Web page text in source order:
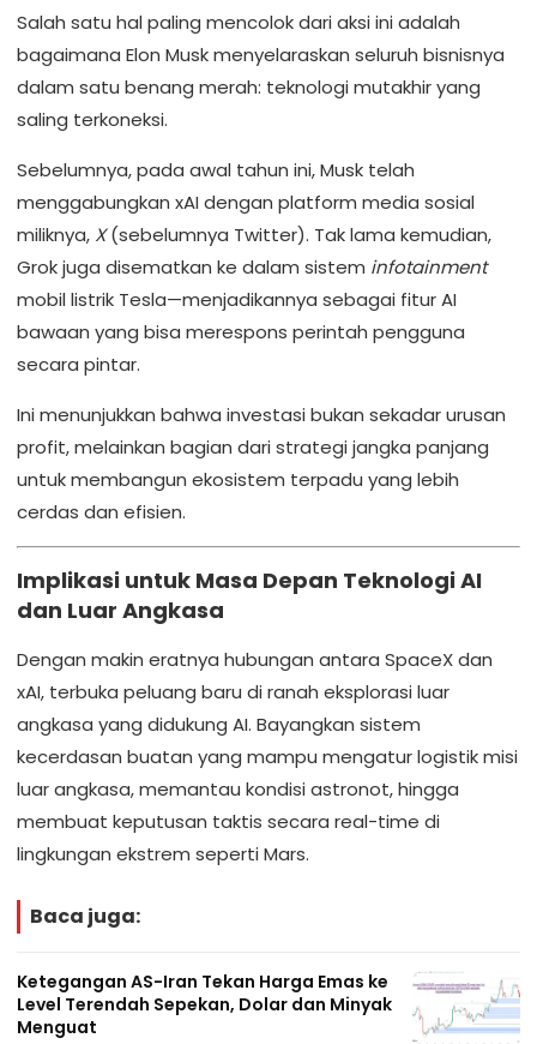
Salah satu hal paling mencolok dari aksi ini adalah
bagaimana Elon Musk menyelaraskan seluruh bisnisnya
dalam satu benang merah: teknologi mutakhir yang
saling terkoneksi.
Sebelumnya, pada awal tahun ini, Musk telah
menggabungkan xAI dengan platform media sosial
miliknya, X(sebelumnya Twitter). Tak lama kemudian,
Grok juga disematkan ke dalam sistem infotainment
mobil listrik Tesla—menjadikannya sebagai fitur AI
bawaan yang bisa merespons perintah pengguna
secara pintar.
Ini menunjukkan bahwa investasi bukan sekadar urusan
profit, melainkan bagian dari strategi jangka panjang
untuk membangun ekosistem terpadu yang lebih
cerdas dan efisien.
Implikasi untuk Masa Depan Teknologi AI
dan Luar Angkasa
Dengan makin eratnya hubungan antara SpaceX dan
xAI, terbuka peluang baru di ranah eksplorasi luar
angkasa yang didukung AI. Bayangkan sistem
kecerdasan buatan yang mampu mengatur logistik misi
luar angkasa, memantau kondisi astronot, hingga
membuat keputusan taktis secara real-time di
lingkungan ekstrem seperti Mars.
Baca juga:
Ketegangan AS-Iran Tekan Harga Emas ke
Level Terendah Sepekan, Dolar dan Minyak
Menguat